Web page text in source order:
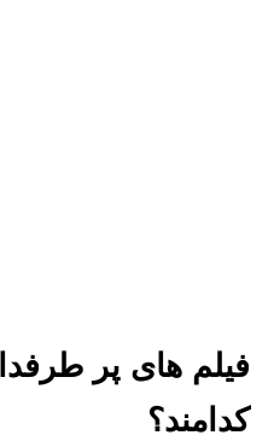
فیلم های پر
کدامند؟